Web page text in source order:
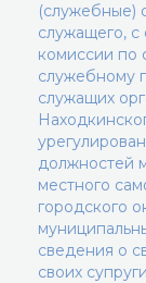
(служебные)
служащего, с
комиссии по
служебному
служащих
должностей
местного
городского
сведения о
своих